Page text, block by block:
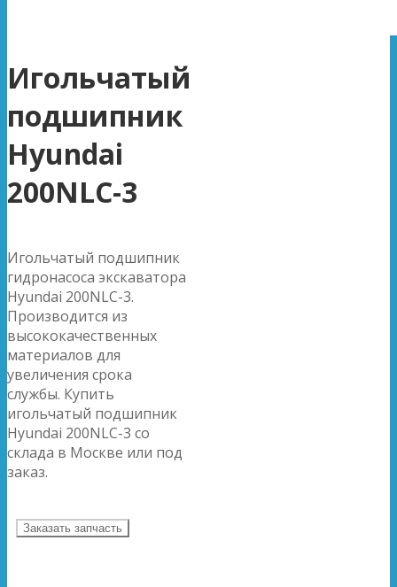
Игольчатый
подшипник
Hyundai
200NLC-3
Игольчатый подшипник
гидронасоса экскаватора
Hyundai 200NLC-3.
Производится из
высококачественных
материалов для
увеличения срока
службы. Купить
игольчатый подшипник
Hyundai 200NLC-3 со
склада в Москве или под
заказ.
Заказать запчасть